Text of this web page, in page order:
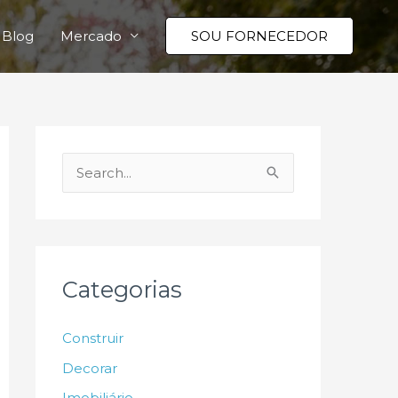
Blog Mercado SOU FORNECEDOR
e
i
r
Categorias
Construir
Decorar